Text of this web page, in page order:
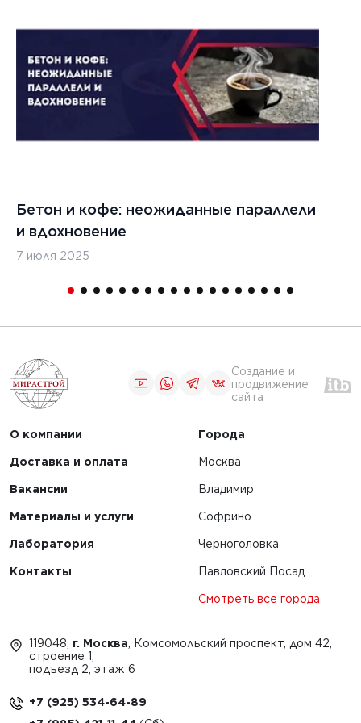
г.
1
Бетон и кофе: неожиданные параллели
и вдохновение
7 июля 2025
Создание и
продвижение
сайта
О компании
Доставка и оплата
Вакансии
Материалы и услуги
Лаборатория
Контакты
Города
Москва
Владимир
Софрино
Черноголовка
Павловский Посад
Смотреть все города
119048, г. Москва , Комсомольский проспект, дом 42,
строение 1,
подъезд 2, этаж 6
+7 (925) 534-64-89